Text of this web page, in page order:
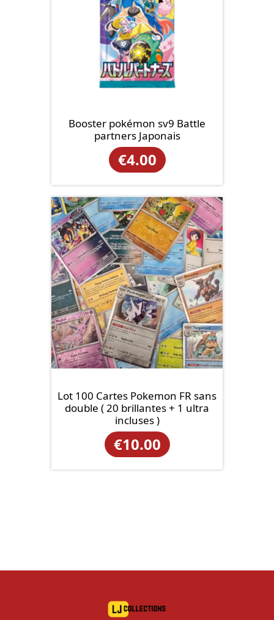
Booster pokémon sv9 Battle
partners Japonais
€4.00
Lot 100 Cartes Pokemon FR sans
double ( 20 brillantes + 1 ultra
incluses )
€10.00